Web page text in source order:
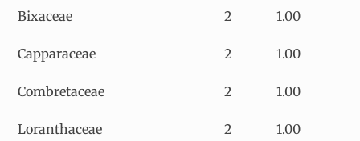
Bixaceae 2 1.00
Capparaceae 2 1.00
Combretaceae 2 1.00
Loranthaceae 2 1.00